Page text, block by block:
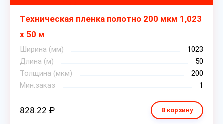
Техническая пленка полотно 200 мкм 1,023
х 50 м
Ширина (мм)
1023
Длина (м)
50
Толщина (мкм)
200
Мин.заказ
1
828.22 ₽ В корзину